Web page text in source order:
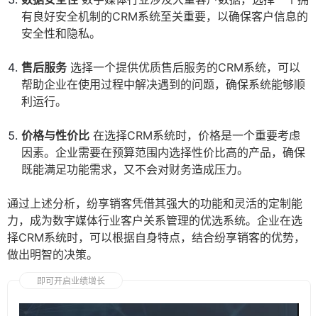
有良好安全机制的CRM系统至关重要，以确保客户信息的
安全性和隐私。
售后服务 选择一个提供优质售后服务的CRM系统，可以
帮助企业在使用过程中解决遇到的问题，确保系统能够顺
利运行。
价格与性价比 在选择CRM系统时，价格是一个重要考虑
因素。企业需要在预算范围内选择性价比高的产品，确保
既能满足功能需求，又不会对财务造成压力。
通过上述分析，纷享销客凭借其强大的功能和灵活的定制能
力，成为数字媒体行业客户关系管理的优选系统。企业在选
择CRM系统时，可以根据自身特点，结合纷享销客的优势，
做出明智的决策。
即可开启业绩增长